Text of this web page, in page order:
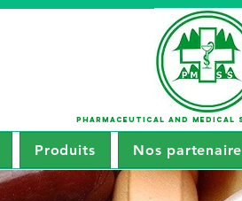
PHARMACEUTICAL AND MEDICAL
Produits Nos